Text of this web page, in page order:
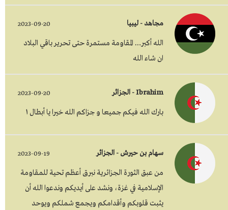
مجاهد - ليبيا 2023-09-20
الله أكبر… المقاومة مستمرة حتى تحرير باقي البلاد
ان شاء الله
Ibrahim - الجزائر 2023-09-20
بارك الله فيكم جميعا و جزاكم الله خيرا يا أبطال ١
سهام بن حيرش - الجزائر 2023-09-19
من عبق الثورة الجزائرية نبرق أعظم تحية للمقاومة
الإسلامية في غزة، ونشد على أيديكم وندعوا الله أن
يثبت قلوبكم وأقدامكم ويجمع شملكم ويوحد